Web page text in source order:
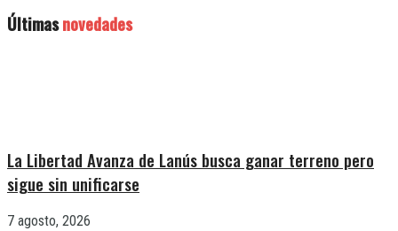
Últimasnovedades
La Libertad Avanza de Lanús busca ganar terreno pero
sigue sin unificarse
7 agosto, 2026